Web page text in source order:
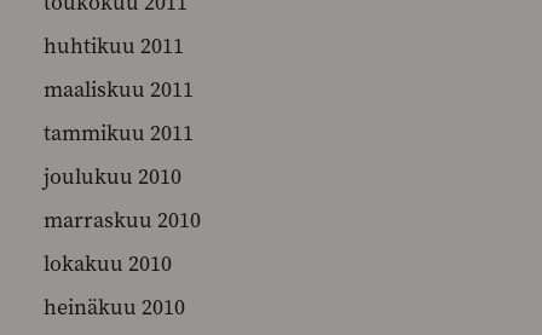
huhtikuu 2011
maaliskuu 2011
tammikuu 2011
joulukuu 2010
marraskuu 2010
lokakuu 2010
heinäkuu 2010